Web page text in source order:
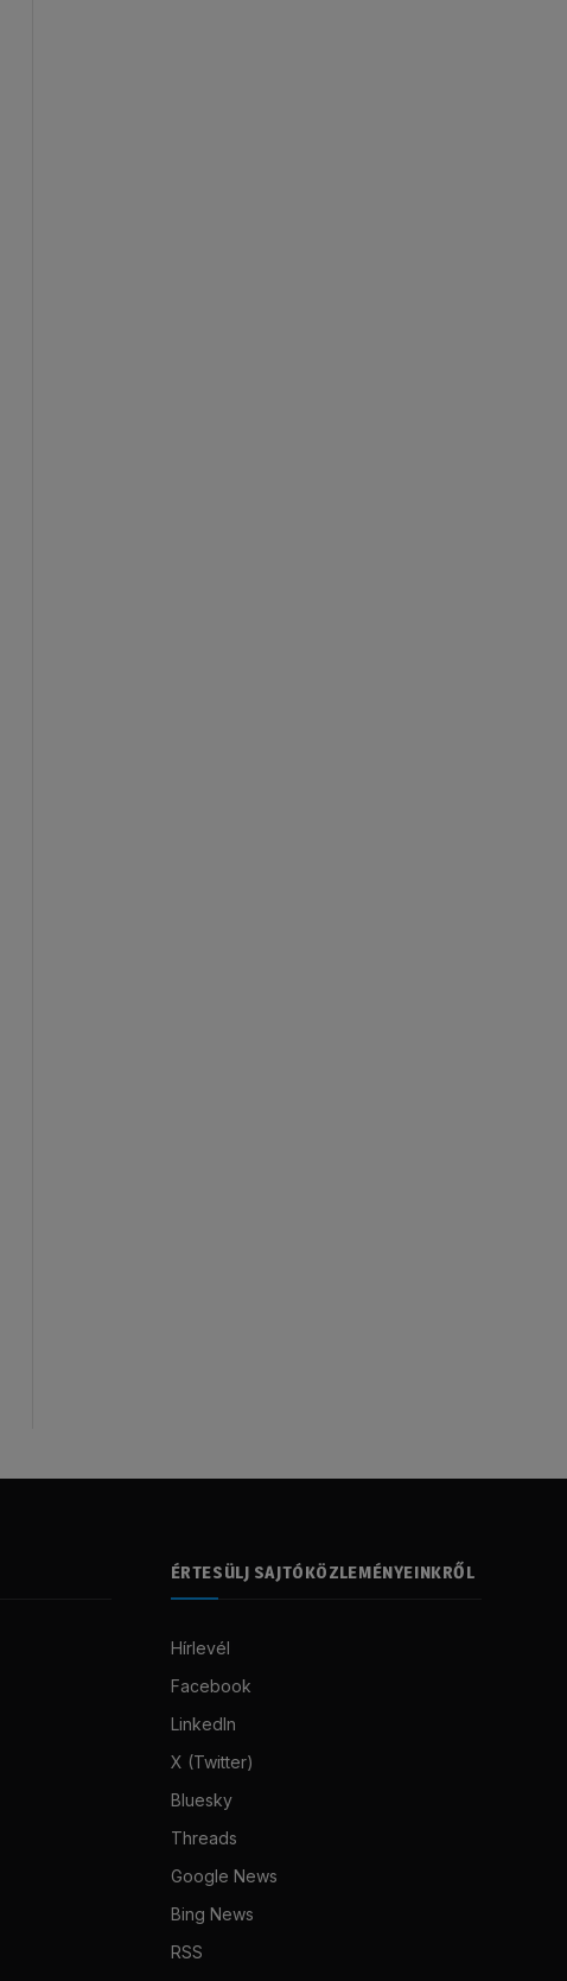
ÉRTESÜLJ SAJTÓKÖZLEMÉNYEINKRŐL
Hírlevél
Facebook
LinkedIn
X (Twitter)
Bluesky
Threads
Google News
Bing News
RSS